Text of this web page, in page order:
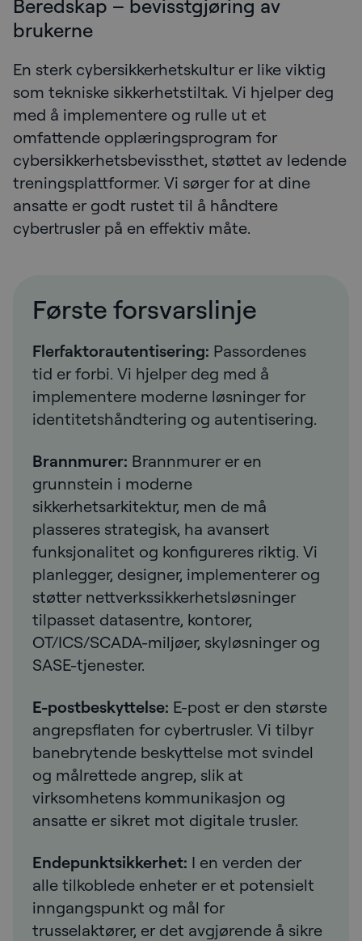
Beredskap – bevisstgjøring av
brukerne
En sterk cybersikkerhetskultur er like viktig
som tekniske sikkerhetstiltak. Vi hjelper deg
med å implementere og rulle ut et
omfattende opplæringsprogram for
cybersikkerhetsbevissthet, støttet av ledende
treningsplattformer. Vi sørger for at dine
ansatte er godt rustet til å håndtere
cybertrusler på en effektiv måte.
Første forsvarslinje
Flerfaktorautentisering: Passordenes
tid er forbi. Vi hjelper deg med å
implementere moderne løsninger for
identitetshåndtering og autentisering.
Brannmurer: Brannmurer er en
grunnstein i moderne
sikkerhetsarkitektur, men de må
plasseres strategisk, ha avansert
funksjonalitet og konfigureres riktig. Vi
planlegger, designer, implementerer og
støtter nettverkssikkerhetsløsninger
tilpasset datasentre, kontorer,
OT/ICS/SCADA-miljøer, skyløsninger og
SASE-tjenester.
E-postbeskyttelse: E-post er den største
angrepsflaten for cybertrusler. Vi tilbyr
banebrytende beskyttelse mot svindel
og målrettede angrep, slik at
virksomhetens kommunikasjon og
ansatte er sikret mot digitale trusler.
Endepunktsikkerhet: I en verden der
alle tilkoblede enheter er et potensielt
inngangspunkt og mål for
trusselaktører, er det avgjørende å sikre